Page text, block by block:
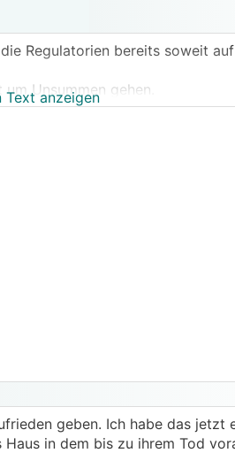
Regulatorien bereits soweit
Unsummen gehen.
seines Potentials geschürft, für
Text anzeigen
geben. Ich habe das jetzt
in dem bis zu ihrem Tod